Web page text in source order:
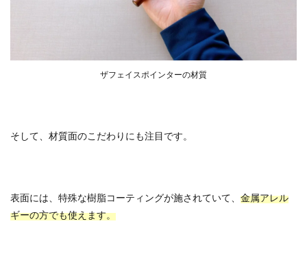
ザフェイスポインターの材質
そして、材質面のこだわりにも注目です。
表面には、特殊な樹脂コーティングが施されていて、 金属アレル
ギーの方でも使えます。